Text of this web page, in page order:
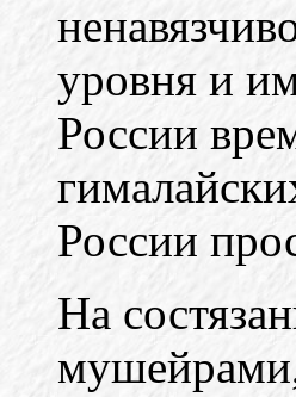
уровня и
России
России
На
мушейрами,